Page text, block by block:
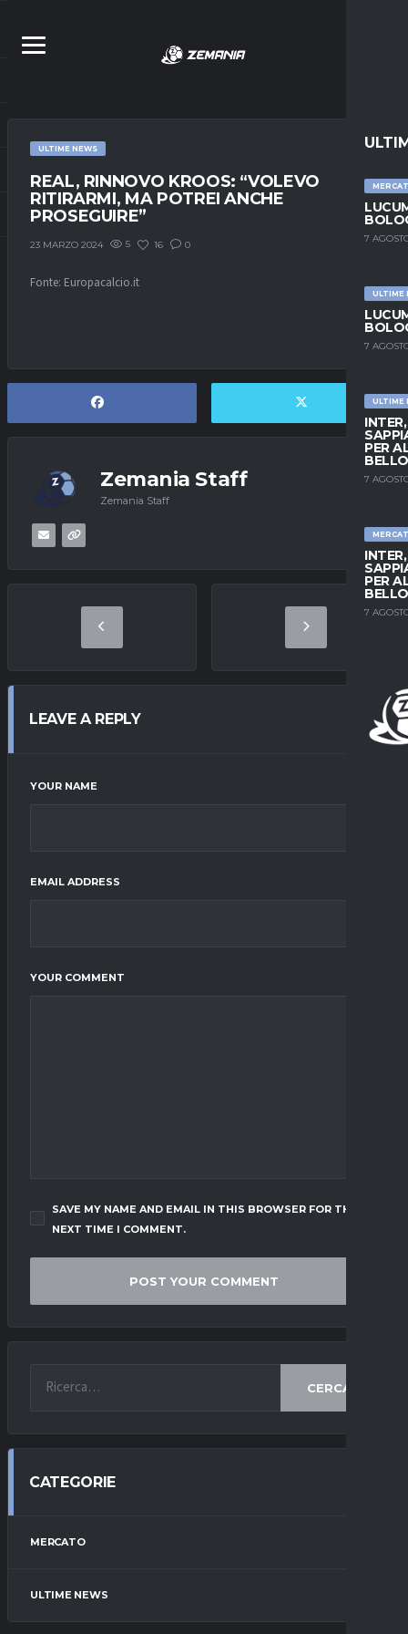
7
ULTIME
7
ULTIME
PER
7
PER
7
ULTIME NEWS
REAL, RINNOVO KROOS: “VOLEVO
RITIRARMI, MA POTREI ANCHE
PROSEGUIRE”
23 MARZO 2024 5 16 0
Fonte: Europacalcio.it
Zemania Staff
Zemania Staff
LEAVE A REPLY
YOUR NAME
EMAIL ADDRESS
YOUR COMMENT
SAVE MY NAME AND EMAIL IN THIS BROWSER FOR THE
NEXT TIME I COMMENT.
CERCA
CATEGORIE
MERCATO
ULTIME NEWS